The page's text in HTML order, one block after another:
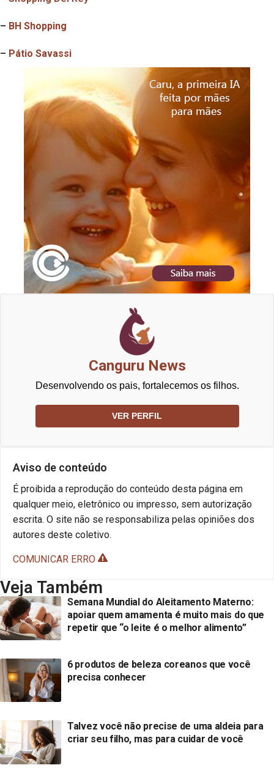
– BH Shopping
– Pátio Savassi
Canguru News
Desenvolvendo os pais, fortalecemos os filhos.
VER PERFIL
Aviso de conteúdo
É proibida a reprodução do conteúdo desta página em
qualquer meio, eletrônico ou impresso, sem autorização
escrita. O site não se responsabiliza pelas opiniões dos
autores deste coletivo.
COMUNICAR ERRO
Veja Também
Semana Mundial do Aleitamento Materno:
apoiar quem amamenta é muito mais do que
repetir que “o leite é o melhor alimento”
6 produtos de beleza coreanos que você
precisa conhecer
Talvez você não precise de uma aldeia para
criar seu filho, mas para cuidar de você